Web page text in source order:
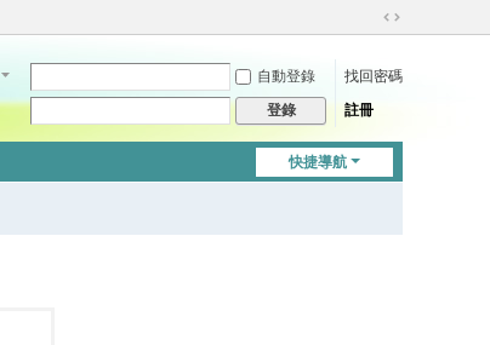
切
到
自動登錄
找回密碼
登錄 註冊
快捷導航